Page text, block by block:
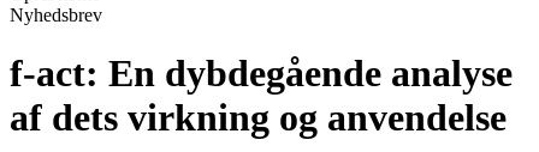
Nyhedsbrev
f-act: En dybdegående analyse
af dets virkning og anvendelse